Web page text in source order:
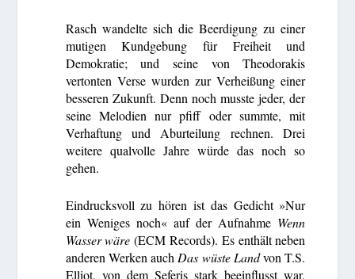
Rasch wandelte sich die Beerdigung zu einer
mutigen Kundgebung für Freiheit und
Demokratie; und seine von Theodorakis
vertonten Verse wurden zur Verheißung einer
besseren Zukunft. Denn noch musste jeder, der
seine Melodien nur pfiff oder summte, mit
Verhaftung und Aburteilung rechnen. Drei
weitere qualvolle Jahre würde das noch so
gehen.
Eindrucksvoll zu hören ist das Gedicht »Nur
ein Weniges noch« auf der Aufnahme Wenn
Wasser wäre (ECM Records). Es enthält neben
anderen Werken auchDas wüste Landvon T.S.
Elliot, von dem Seferis stark beeinflusst war,